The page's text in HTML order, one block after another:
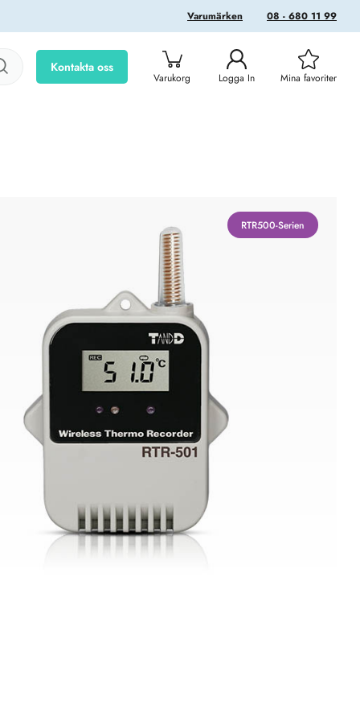
08 - 680 11 99
Varumärken
Kontakta oss
Varukorg Logga In Mina favoriter
RTR500-Serien